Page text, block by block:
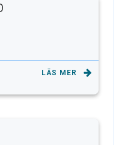
LÄS MER